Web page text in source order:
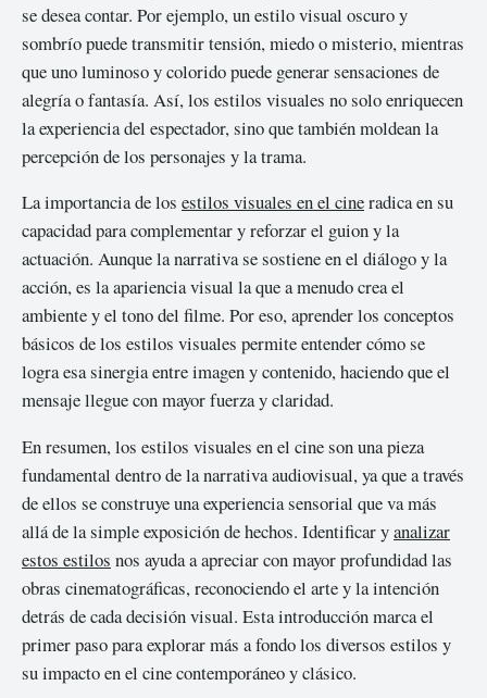
se desea contar. Por ejemplo, un estilo visual oscuro y
sombrío puede transmitir tensión, miedo o misterio, mientras
que uno luminoso y colorido puede generar sensaciones de
alegría o fantasía. Así, los estilos visuales no solo enriquecen
la experiencia del espectador, sino que también moldean la
percepción de los personajes y la trama.
La importancia de los estilos visuales en el cineradica en su
capacidad para complementar y reforzar el guion y la
actuación. Aunque la narrativa se sostiene en el diálogo y la
acción, es la apariencia visual la que a menudo crea el
ambiente y el tono del filme. Por eso, aprender los conceptos
básicos de los estilos visuales permite entender cómo se
logra esa sinergia entre imagen y contenido, haciendo que el
mensaje llegue con mayor fuerza y claridad.
En resumen, los estilos visuales en el cine son una pieza
fundamental dentro de la narrativa audiovisual, ya que a través
de ellos se construye una experiencia sensorial que va más
allá de la simple exposición de hechos. Identificar yanalizar
estos estilos nos ayuda a apreciar con mayor profundidad las
obras cinematográficas, reconociendo el arte y la intención
detrás de cada decisión visual. Esta introducción marca el
primer paso para explorar más a fondo los diversos estilos y
su impacto en el cine contemporáneo y clásico.